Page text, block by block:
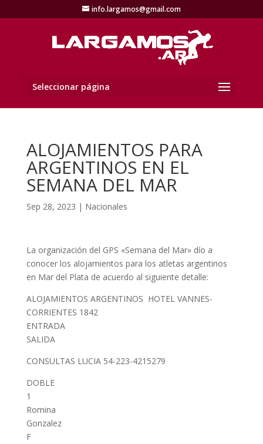
info.largamos@gmail.com
Seleccionar página
ALOJAMIENTOS PARA
ARGENTINOS EN EL
SEMANA DEL MAR
Sep 28, 2023 | Nacionales
La organización del GPS «Semana del Mar» dío a
conocer los alojamientos para los atletas argentinos
en Mar del Plata de acuerdo al siguiente detalle:
ALOJAMIENTOS ARGENTINOS HOTEL VANNES-
CORRIENTES 1842
ENTRADA
SALIDA
CONSULTAS LUCIA 54-223-4215279
DOBLE
1
Romina
Gonzalez
F